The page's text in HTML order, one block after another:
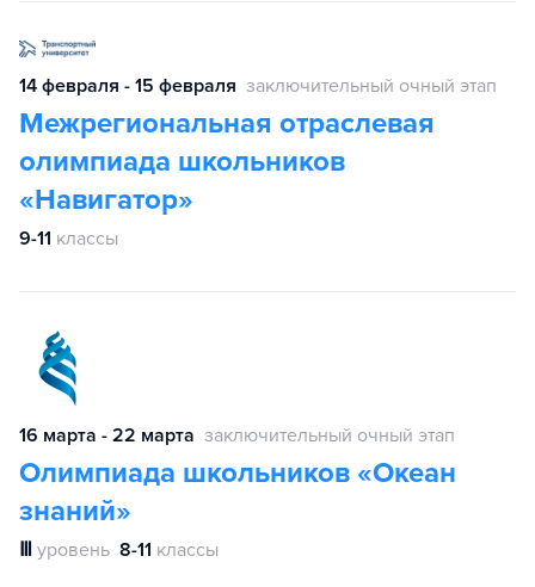
14 февраля - 15 февраля заключительный очный этап
Межрегиональная отраслевая
олимпиада школьников
«Навигатор»
9-11 классы
16 марта - 22 марта заключительный очный этап
Олимпиада школьников «Океан
знаний»
Ⅲ уровень 8-11 классы